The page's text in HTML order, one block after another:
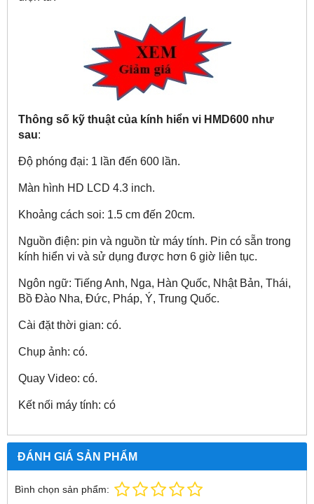
Thông số kỹ thuật của kính hiển vi HMD600 như
sau:
Độ phóng đại: 1 lần đến 600 lần.
Màn hình HD LCD 4.3 inch.
Khoảng cách soi: 1.5 cm đến 20cm.
Nguồn điện: pin và nguồn từ máy tính. Pin có sẵn trong
kính hiển vi và sử dụng được hơn 6 giờ liên tục.
Ngôn ngữ: Tiếng Anh, Nga, Hàn Quốc, Nhật Bản, Thái,
Bồ Đào Nha, Đức, Pháp, Ý, Trung Quốc.
Cài đặt thời gian: có.
Chụp ảnh: có.
Quay Video: có.
Kết nối máy tính: có
ĐÁNH GIÁ SẢN PHẨM
Bình chọn sản phẩm: